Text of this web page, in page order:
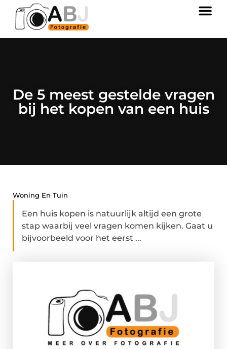
De 5 meest gestelde vragen
bij het kopen van een huis
Woning En Tuin
Een huis kopen is natuurlijk altijd een grote
stap waarbij veel vragen komen kijken. Gaat u
bijvoorbeeld voor het eerst ...